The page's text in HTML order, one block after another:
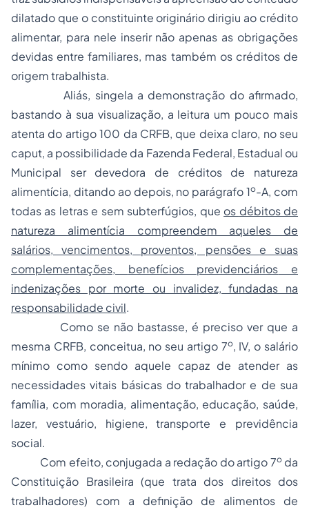
dilatado que o constituinte originário dirigiu ao crédito
alimentar, para nele inserir não apenas as obrigações
devidas entre familiares, mas também os créditos de
origem trabalhista.
Aliás, singela a demonstração do afirmado,
bastando à sua visualização, a leitura um pouco mais
atenta do artigo 100 da CRFB, que deixa claro, no seu
caput, a possibilidade da Fazenda Federal, Estadual ou
Municipal ser devedora de créditos de natureza
alimentícia, ditando ao depois, no parágrafo 1o-A, com
todas as letras e sem subterfúgios, que os débitos de
natureza alimentícia compreendem aqueles de
salários, vencimentos, proventos, pensões e suas
complementações, benefícios previdenciários e
indenizações por morte ou invalidez, fundadas na
responsabilidade civil.
Como se não bastasse, é preciso ver que a
mesma CRFB, conceitua, no seu artigo 7o, IV, o salário
mínimo como sendo aquele capaz de atender as
necessidades vitais básicas do trabalhador e de sua
família, com moradia, alimentação, educação, saúde,
lazer, vestuário, higiene, transporte e previdência
social.
Com efeito, conjugada a redação do artigo 7oda
Constituição Brasileira (que trata dos direitos dos
trabalhadores) com a definição de alimentos de